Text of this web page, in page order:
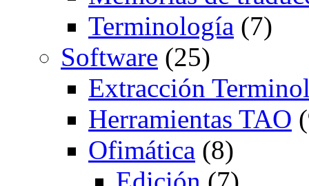
Terminología (7)
Software (25)
Extracción
Herramientas TAO
Ofimática (8)